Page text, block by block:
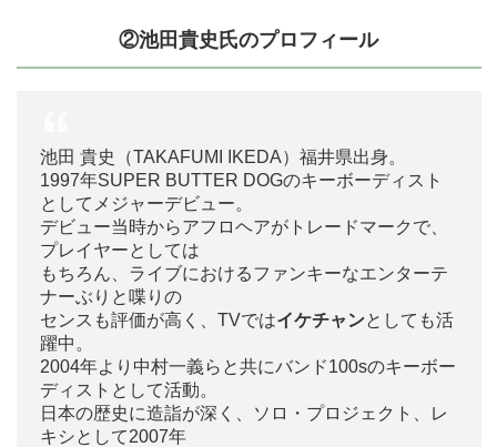
②池田貴史氏のプロフィール
池田 貴史（TAKAFUMI IKEDA）福井県出身。
1997年SUPER BUTTER DOGのキーボーディスト
としてメジャーデビュー。
デビュー当時からアフロヘアがトレードマークで、
プレイヤーとしては
もちろん、ライブにおけるファンキーなエンターテ
ナーぶりと喋りの
センスも評価が高く、TVではイケチャンとしても活
躍中。
2004年より中村一義らと共にバンド100sのキーボー
ディストとして活動。
日本の歴史に造詣が深く、ソロ・プロジェクト、レ
キシとして2007年